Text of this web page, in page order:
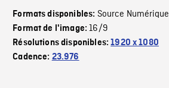
Formats disponibles: Source Numérique
Format de l'image:16/9
Résolutions disponibles:1920 x 1080
Cadence: 23.976